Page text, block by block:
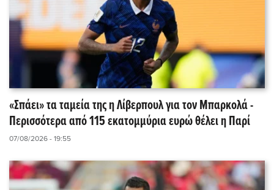
«Σπάει» τα ταμεία της η Λίβερπουλ για τον Μπαρκολά -
Περισσότερα από 115 εκατομμύρια ευρώ θέλει η Παρί
07/08/2026 - 19:55